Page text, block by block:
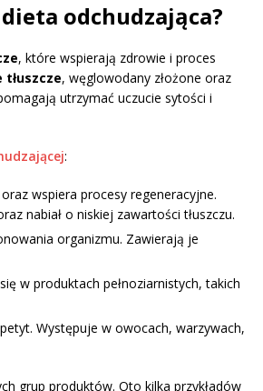
odchudzająca?
, które wspierają zdrowie i proces
tłuszcze, węglowodany złożone oraz
utrzymać uczucie sytości i
:
wspiera procesy regeneracyjne.
nabiał o niskiej zawartości tłuszczu.
organizmu. Zawierają je
w produktach pełnoziarnistych, takich
Występuje w owocach, warzywach,
grup produktów. Oto kilka przykładów